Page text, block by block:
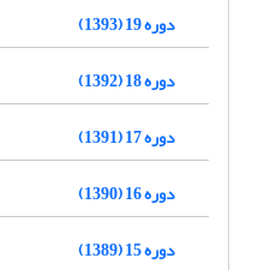
دوره 19 (1393)
دوره 18 (1392)
دوره 17 (1391)
دوره 16 (1390)
دوره 15 (1389)